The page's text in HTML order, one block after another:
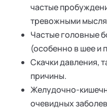
частые
тревожными
Частые головные
(особенно в шее и
Скачки давления,
причины.
Желудочно-
очевидных